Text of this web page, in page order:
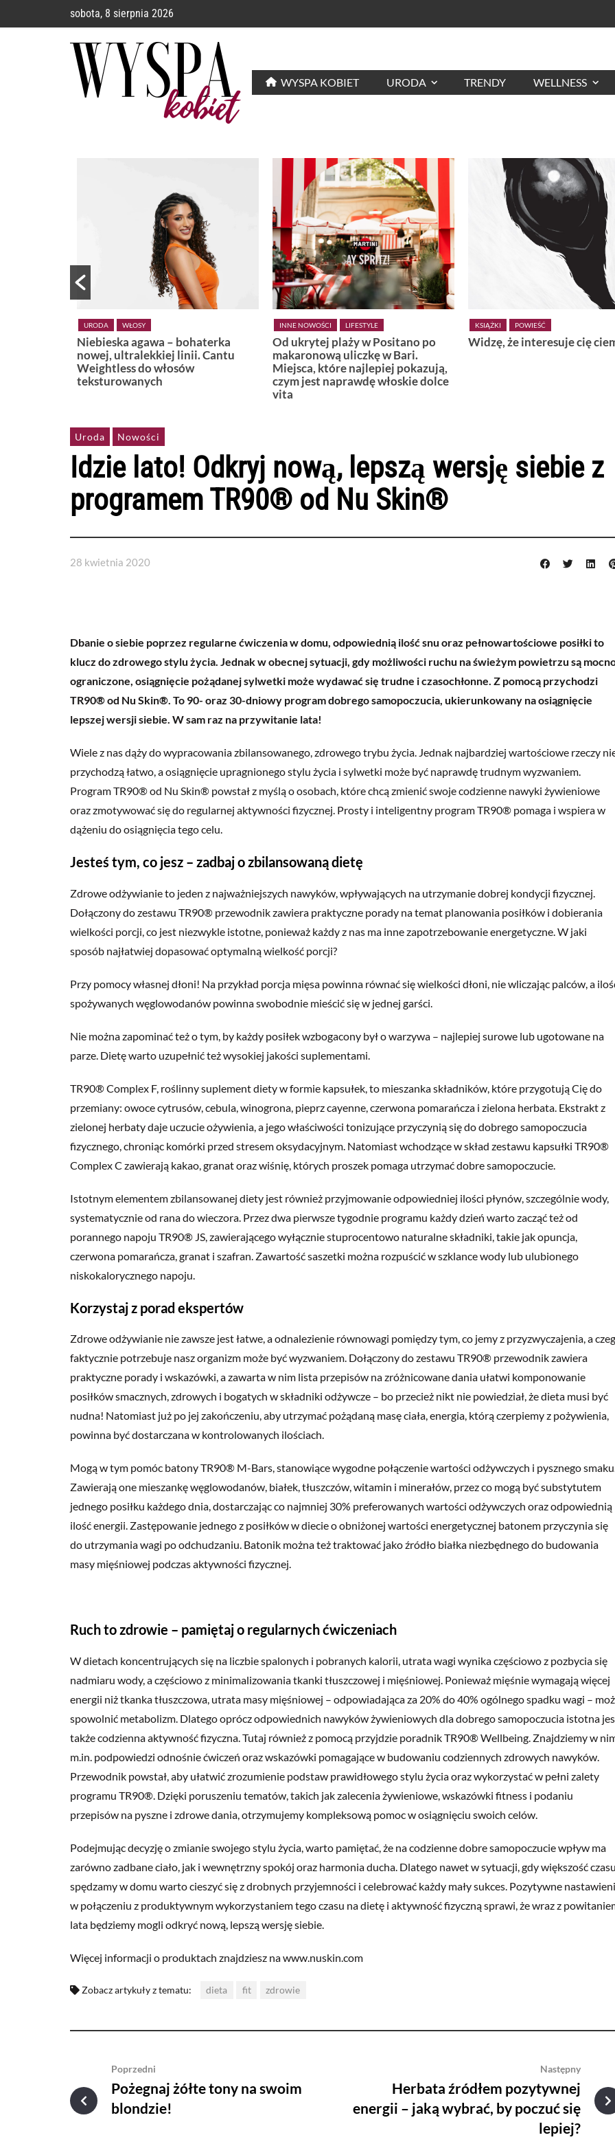
sobota, 8 sierpnia 2026
WYSPA KOBIET URODA TRENDY WELLNESS
INNE NOWOŚCI
Od ukrytej plaży w Positano po
makaronową uliczkę w Bari.
Miejsca, które najlepiej pokazują,
czym jest naprawdę włoskie dolce
KSIĄŻKI POWIEŚĆ
Widzę, że interesuje cię ciemność
KSIĄŻKI POWIEŚĆ
Wiedźmy z Vardø
Uroda Nowości
Idzie lato! Odkryj nową, lepszą wersję siebie z
programem TR90® od Nu Skin®
28 kwietnia 2020
Dbanie o siebie poprzez regularne ćwiczenia w domu, odpowiednią ilość snu oraz pełnowartościowe posiłki to
klucz do zdrowego stylu życia. Jednak w obecnej sytuacji, gdy możliwości ruchu na świeżym powietrzu są
ograniczone, osiągnięcie pożądanej sylwetki może wydawać się trudne i czasochłonne. Z pomocą przychodzi
TR90® od Nu Skin®. To 90- oraz 30-dniowy program dobrego samopoczucia, ukierunkowany na osiągnięcie
lepszej wersji siebie. W sam raz na przywitanie lata!
Wiele z nas dąży do wypracowania zbilansowanego, zdrowego trybu życia. Jednak najbardziej wartościowe rzeczy
przychodzą łatwo, a osiągnięcie upragnionego stylu życia i sylwetki może być naprawdę trudnym wyzwaniem.
Program TR90® od Nu Skin® powstał z myślą o osobach, które chcą zmienić swoje codzienne nawyki żywieniowe
oraz zmotywować się do regularnej aktywności fizycznej. Prosty i inteligentny program TR90® pomaga i wspiera w
dążeniu do osiągnięcia tego celu.
Jesteś tym, co jesz – zadbaj o zbilansowaną dietę
Zdrowe odżywianie to jeden z najważniejszych nawyków, wpływających na utrzymanie dobrej kondycji fizycznej.
Dołączony do zestawu TR90® przewodnik zawiera praktyczne porady na temat planowania posiłków i dobierania
wielkości porcji, co jest niezwykle istotne, ponieważ każdy z nas ma inne zapotrzebowanie energetyczne. W jaki
sposób najłatwiej dopasować optymalną wielkość porcji?
Przy pomocy własnej dłoni! Na przykład porcja mięsa powinna równać się wielkości dłoni, nie wliczając palców, a
spożywanych węglowodanów powinna swobodnie mieścić się w jednej garści.
Nie można zapominać też o tym, by każdy posiłek wzbogacony był o warzywa – najlepiej surowe lub ugotowane na
parze. Dietę warto uzupełnić też wysokiej jakości suplementami.
TR90® Complex F, roślinny suplement diety w formie kapsułek, to mieszanka składników, które przygotują Cię do
przemiany: owoce cytrusów, cebula, winogrona, pieprz cayenne, czerwona pomarańcza i zielona herbata. Ekstrakt z
zielonej herbaty daje uczucie ożywienia, a jego właściwości tonizujące przyczynią się do dobrego samopoczucia
fizycznego, chroniąc komórki przed stresem oksydacyjnym. Natomiast wchodzące w skład zestawu kapsułki TR90®
Complex C zawierają kakao, granat oraz wiśnię, których proszek pomaga utrzymać dobre samopoczucie.
Istotnym elementem zbilansowanej diety jest również przyjmowanie odpowiedniej ilości płynów, szczególnie wody,
systematycznie od rana do wieczora. Przez dwa pierwsze tygodnie programu każdy dzień warto zacząć też od
porannego napoju TR90® JS, zawierającego wyłącznie stuprocentowo naturalne składniki, takie jak opuncja,
czerwona pomarańcza, granat i szafran. Zawartość saszetki można rozpuścić w szklance wody lub ulubionego
niskokalorycznego napoju.
Korzystaj z porad ekspertów
Zdrowe odżywianie nie zawsze jest łatwe, a odnalezienie równowagi pomiędzy tym, co jemy z przyzwyczajenia, a
faktycznie potrzebuje nasz organizm może być wyzwaniem. Dołączony do zestawu TR90® przewodnik zawiera
praktyczne porady i wskazówki, a zawarta w nim lista przepisów na zróżnicowane dania ułatwi komponowanie
posiłków smacznych, zdrowych i bogatych w składniki odżywcze – bo przecież nikt nie powiedział, że dieta musi być
nudna! Natomiast już po jej zakończeniu, aby utrzymać pożądaną masę ciała, energia, którą czerpiemy z pożywienia,
powinna być dostarczana w kontrolowanych ilościach.
Mogą w tym pomóc batony TR90® M-Bars, stanowiące wygodne połączenie wartości odżywczych i pysznego
Zawierają one mieszankę węglowodanów, białek, tłuszczów, witamin i minerałów, przez co mogą być substytutem
jednego posiłku każdego dnia, dostarczając co najmniej 30% preferowanych wartości odżywczych oraz odpowiednią
ilość energii. Zastępowanie jednego z posiłków w diecie o obniżonej wartości energetycznej batonem przyczynia się
do utrzymania wagi po odchudzaniu. Batonik można też traktować jako źródło białka niezbędnego do budowania
masy mięśniowej podczas aktywności fizycznej.
Ruch to zdrowie – pamiętaj o regularnych ćwiczeniach
W dietach koncentrujących się na liczbie spalonych i pobranych kalorii, utrata wagi wynika częściowo z pozbycia się
nadmiaru wody, a częściowo z minimalizowania tkanki tłuszczowej i mięśniowej. Ponieważ mięśnie wymagają więcej
energii niż tkanka tłuszczowa, utrata masy mięśniowej – odpowiadająca za 20% do 40% ogólnego spadku wagi –
spowolnić metabolizm. Dlatego oprócz odpowiednich nawyków żywieniowych dla dobrego samopoczucia istotna
także codzienna aktywność fizyczna. Tutaj również z pomocą przyjdzie poradnik TR90® Wellbeing. Znajdziemy w
m.in. podpowiedzi odnośnie ćwiczeń oraz wskazówki pomagające w budowaniu codziennych zdrowych nawyków.
Przewodnik powstał, aby ułatwić zrozumienie podstaw prawidłowego stylu życia oraz wykorzystać w pełni zalety
programu TR90®. Dzięki poruszeniu tematów, takich jak zalecenia żywieniowe, wskazówki fitness i podaniu
przepisów na pyszne i zdrowe dania, otrzymujemy kompleksową pomoc w osiągnięciu swoich celów.
Podejmując decyzję o zmianie swojego stylu życia, warto pamiętać, że na codzienne dobre samopoczucie wpływ ma
zarówno zadbane ciało, jak i wewnętrzny spokój oraz harmonia ducha. Dlatego nawet w sytuacji, gdy większość czasu
spędzamy w domu warto cieszyć się z drobnych przyjemności i celebrować każdy mały sukces. Pozytywne
w połączeniu z produktywnym wykorzystaniem tego czasu na dietę i aktywność fizyczną sprawi, że wraz z
lata będziemy mogli odkryć nową, lepszą wersję siebie.
Więcej informacji o produktach znajdziesz na www.nuskin.com
Zobacz artykuły z tematu: dieta fit zdrowie
Poprzedni
Pożegnaj żółte tony na swoim
blondzie!
Następny
Herbata źródłem pozytywnej
energii – jaką wybrać, by poczuć się
lepiej?